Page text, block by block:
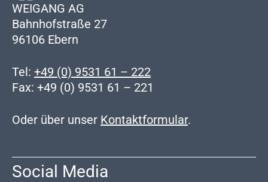
WEIGANG AG
Bahnhofstraße 27
96106 Ebern
Tel: +49 (0) 9531 61 – 222
Fax: +49 (0) 9531 61 – 221
Oder über unser Kontaktformular.
Social Media